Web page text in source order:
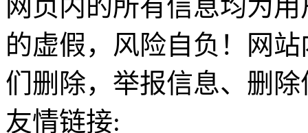
网页内的所有信息均为
的虚假，风险自负！网
们删除，举报信息、删
友情链接: